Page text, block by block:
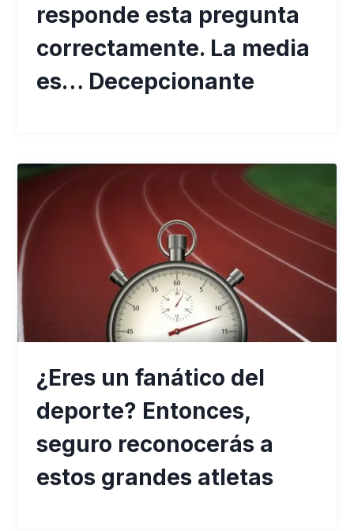
responde esta pregunta
correctamente. La media
es… Decepcionante
¿Eres un fanático del
deporte? Entonces,
seguro reconocerás a
estos grandes atletas